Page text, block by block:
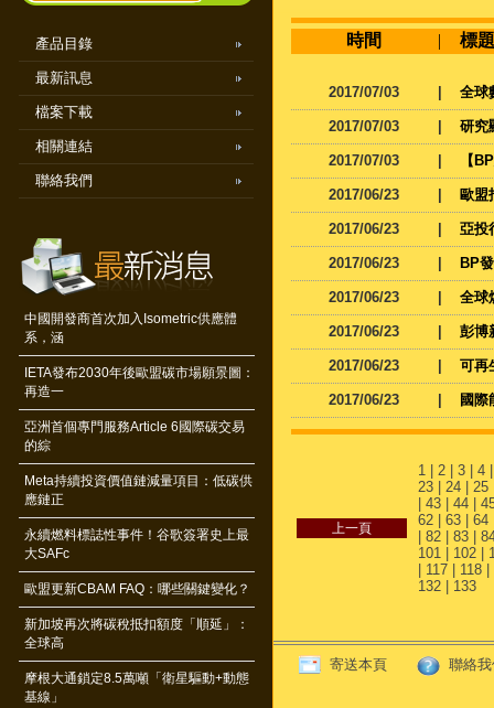
產品目錄
最新訊息
檔案下載
相關連結
聯絡我們
中國開發商首次加入Isometric供應體
系，涵
IETA發布2030年後歐盟碳市場願景圖：
再造一
亞洲首個專門服務Article 6國際碳交易
的綜
Meta持續投資價值鏈減量項目：低碳供
應鏈正
永續燃料標誌性事件！谷歌簽署史上最
大SAFc
歐盟更新CBAM FAQ：哪些關鍵變化？
新加坡再次將碳稅抵扣額度「順延」：
全球高
摩根大通鎖定8.5萬噸「衛星驅動+動態
基線」
時間 | 標題
2017/07/03 全球
2017/07/03 研究
2017/07/03 【
2017/06/23 歐盟
2017/06/23 亞投
2017/06/23 BP
2017/06/23 全球
2017/06/23 彭博
2017/06/23 可再
2017/06/23 國際
1 2 3 4
23
24 25
43 44
62
63 64
82 83
101
102
117 118
132
133
寄送本頁 聯絡